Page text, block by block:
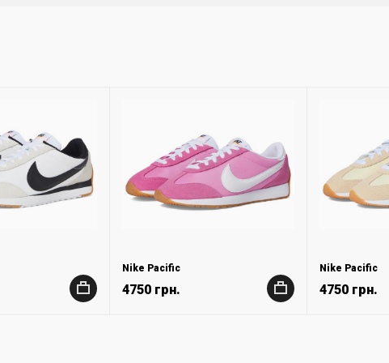
+
Nike Pacific
4750 грн. +
Nike Pacific
4750 грн.